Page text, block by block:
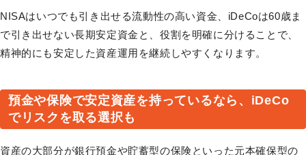
NISAはいつでも引き出せる流動性の高い資金、iDeCoは60歳ま
で引き出せない長期安定資金と、役割を明確に分けることで、
精神的にも安定した資産運用を継続しやすくなります。
預金や保険で安定資産を持っているなら、iDeCo
でリスクを取る選択も
資産の大部分が銀行預金や貯蓄型の保険といった元本確保型の